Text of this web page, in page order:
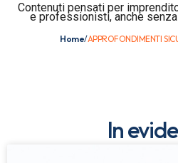
Contenuti pensati per
e professionisti, anche
Home/APPROFONDIMENTI
In